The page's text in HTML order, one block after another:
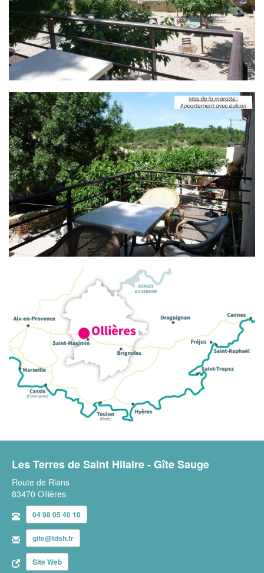
Les Terres de Saint Hilaire - Gîte Sauge
Route de Rians
83470 Ollières
04 98 05 40 10
gite@tdsh.fr
Site Web